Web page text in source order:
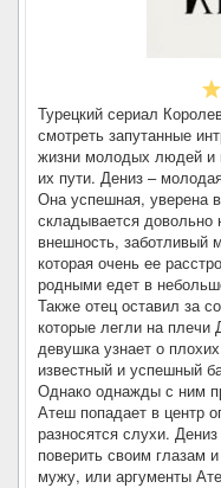
Турецкий сериал
смотреть запутанные
жизни молодых людей и
их пути. Дениз –
Она успешная, уверена
складывается
внешность, заботливый
которая очень ее
родными едет в
Также отец оставил за
которые легли на
девушка узнает о
известный и успешный
Однако однажды с ним
Атеш попадает в центр
разносятся слухи.
поверить своим глазам
мужу, или аргументы